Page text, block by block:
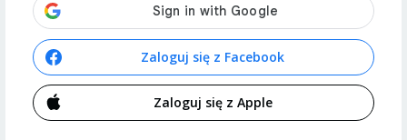
Zaloguj się z Facebook
Zaloguj się z Apple